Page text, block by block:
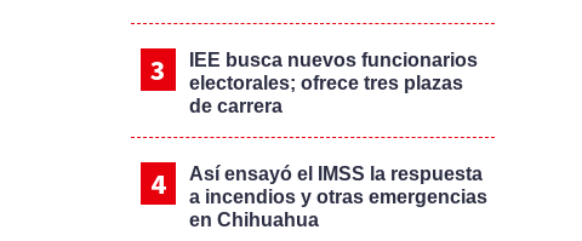
IEE busca nuevos funcionarios
electorales; ofrece tres plazas
de carrera
Así ensayó el IMSS la respuesta
a incendios y otras emergencias
en Chihuahua